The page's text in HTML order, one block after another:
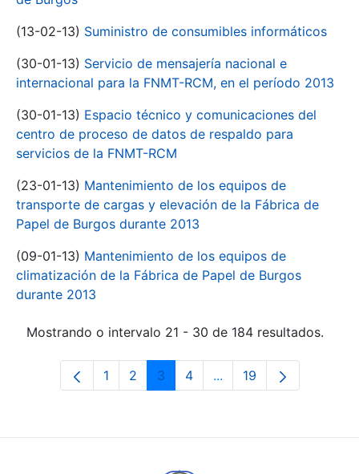
(13-02-13) Suministro de consumibles informáticos
(30-01-13) Servicio de mensajería nacional e
internacional para la FNMT-RCM, en el período 2013
(30-01-13) Espacio técnico y comunicaciones del
centro de proceso de datos de respaldo para
servicios de la FNMT-RCM
(23-01-13) Mantenimiento de los equipos de
transporte de cargas y elevación de la Fábrica de
Papel de Burgos durante 2013
(09-01-13) Mantenimiento de los equipos de
climatización de la Fábrica de Papel de Burgos
durante 2013
Mostrando o intervalo 21 - 30 de 184 resultados.
Páxina
1 Páxina
2 Páxina
3 Páxina
4 ...Páxinas intermedias
Páxina
19